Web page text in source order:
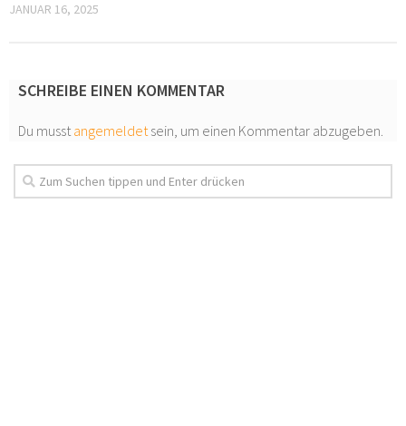
JANUAR 16, 2025
SCHREIBE EINEN KOMMENTAR
Du musstangemeldetsein, um einen Kommentar abzugeben.